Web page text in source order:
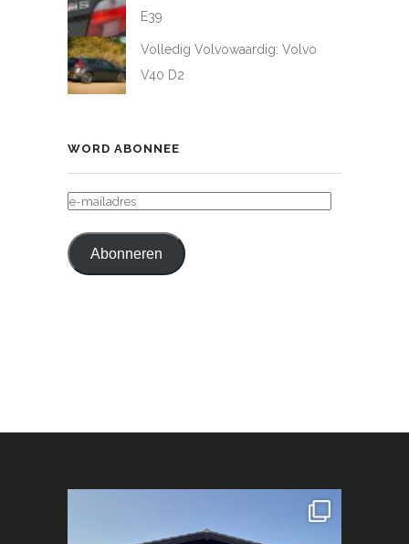
E39
Volledig Volvowaardig: Volvo
V40 D2
WORD ABONNEE
E-
Abonneren